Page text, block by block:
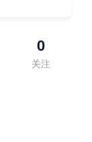
0
关注